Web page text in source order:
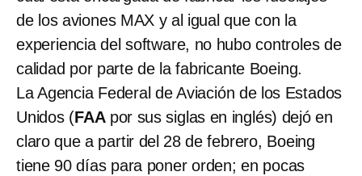
de los aviones MAX y al igual que con la
experiencia del software, no hubo controles de
calidad por parte de la fabricante Boeing.
La Agencia Federal de Aviación de los Estados
Unidos (FAApor sus siglas en inglés) dejó en
claro que a partir del 28 de febrero, Boeing
tiene 90 días para poner orden; en pocas